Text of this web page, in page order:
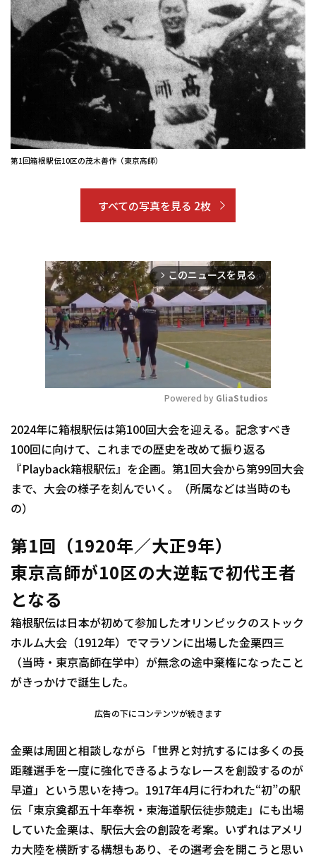
第1回箱根駅伝10区の茂木善作（東京高師）
すべての写真を見る 2枚
arrow_forward_ios このニュースを見る
Mute
Powered by GliaStudios
2024年に箱根駅伝は第100回大会を迎える。記念すべき
100回に向けて、これまでの歴史を改めて振り返る
『Playback箱根駅伝』を企画。第1回大会から第99回大会
まで、大会の様子を刻んでいく。（所属などは当時のも
の）
第1回（1920年／大正9年）
東京高師が10区の大逆転で初代王者
となる
箱根駅伝は日本が初めて参加したオリンピックのストック
ホルム大会（1912年）でマラソンに出場した金栗四三
（当時・東京高師在学中）が無念の途中棄権になったこと
がきっかけで誕生した。
広告の下にコンテンツが続きます
金栗は周囲と相談しながら「世界と対抗するには多くの長
距離選手を一度に強化できるようなレースを創設するのが
早道」という思いを持つ。1917年4月に行われた“初”の駅
伝「東京奠都五十年奉祝・東海道駅伝徒歩競走」にも出場
していた金栗は、駅伝大会の創設を考案。いずれはアメリ
カ大陸を横断する構想もあり、その選考会を開こうと思い